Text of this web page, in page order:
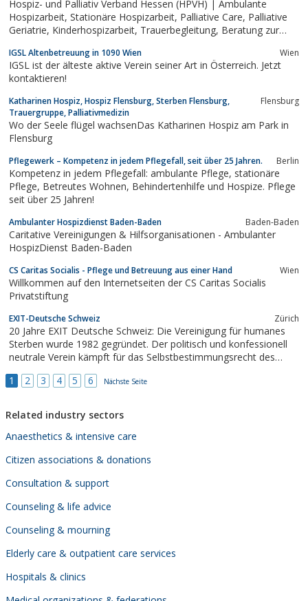
Hospiz- und Palliativ Verband Hessen (HPVH) | Ambulante
Hospizarbeit, Stationäre Hospizarbeit, Palliative Care, Palliative
Geriatrie, Kinderhospizarbeit, Trauerbegleitung, Beratung zur
IGSL Altenbetreuung in 1090 Wien Wien
IGSL ist der älteste aktive Verein seiner Art in Österreich. Jetzt
kontaktieren!
Katharinen Hospiz, Hospiz Flensburg, Sterben Flensburg,
Trauergruppe, Palliativmedizin
Flensburg
Wo der Seele flügel wachsenDas Katharinen Hospiz am Park in
Flensburg
Pflegewerk – Kompetenz in jedem Pflegefall, seit über 25 Jahren. Berlin
Kompetenz in jedem Pflegefall: ambulante Pflege, stationäre
Pflege, Betreutes Wohnen, Behindertenhilfe und Hospize. Pflege
seit über 25 Jahren!
Ambulanter Hospizdienst Baden-Baden Baden-Baden
Caritative Vereinigungen & Hilfsorganisationen - Ambulanter
HospizDienst Baden-Baden
CS Caritas Socialis - Pflege und Betreuung aus einer Hand Wien
Willkommen auf den Internetseiten der CS Caritas Socialis
Privatstiftung
EXIT-Deutsche Schweiz Zürich
20 Jahre EXIT Deutsche Schweiz: Die Vereinigung für humanes
Sterben wurde 1982 gegründet. Der politisch und konfessionell
neutrale Verein kämpft für das Selbstbestimmungsrecht des
bei der Durchsetzung dieses Rechts.
1 2 3 4 5 6 Nächste Seite
Related industry sectors
Anaesthetics & intensive care
Citizen associations & donations
Consultation & support
Counseling & life advice
Counseling & mourning
Elderly care & outpatient care services
Hospitals & clinics